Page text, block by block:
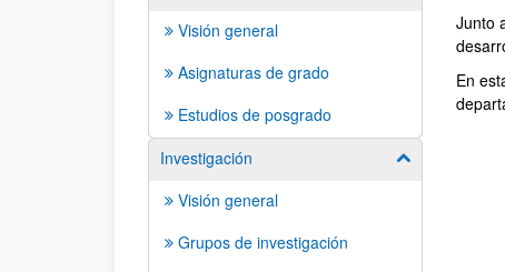
Visión general
Asignaturas de grado
Estudios de posgrado
Investigación
Mostrar/ocultar
Visión general
Grupos de investigación
Junto
En